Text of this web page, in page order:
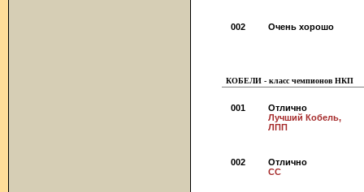
002 Очень хорошо
КОБЕЛИ - класс чемпионов НКП
001
Отлично
Лучший Кобель,
ЛПП
002
Отлично
СС